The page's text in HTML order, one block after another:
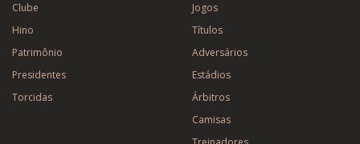
Clube
Hino
Patrimônio
Presidentes
Torcidas
Jogos
Títulos
Adversários
Estádios
Árbitros
Camisas